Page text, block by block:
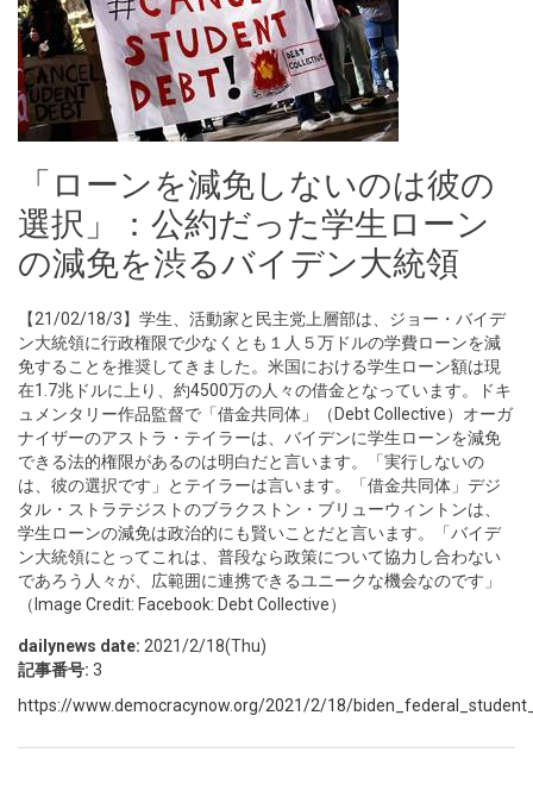
「ローンを減免しないのは彼の
選択」：公約だった学生ローン
の減免を渋るバイデン大統領
【21/02/18/3】学生、活動家と民主党上層部は、ジョー・バイデ
ン大統領に行政権限で少なくとも１人５万ドルの学費ローンを減
免することを推奨してきました。米国における学生ローン額は現
在1.7兆ドルに上り、約4500万の人々の借金となっています。ドキ
ュメンタリー作品監督で「借金共同体」（Debt Collective）オーガ
ナイザーのアストラ・テイラーは、バイデンに学生ローンを減免
できる法的権限があるのは明白だと言います。「実行しないの
は、彼の選択です」とテイラーは言います。「借金共同体」デジ
タル・ストラテジストのブラクストン・ブリューウィントンは、
学生ローンの減免は政治的にも賢いことだと言います。「バイデ
ン大統領にとってこれは、普段なら政策について協力し合わない
であろう人々が、広範囲に連携できるユニークな機会なのです」
（Image Credit: Facebook: Debt Collective）
dailynews date: 2021/2/18(Thu)
記事番号: 3
https://www.democracynow.org/2021/2/18/